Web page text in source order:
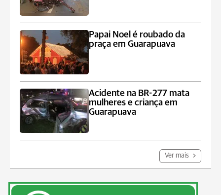
Papai Noel é roubado da
praça em Guarapuava
Acidente na BR-277 mata
mulheres e criança em
Guarapuava
Ver mais